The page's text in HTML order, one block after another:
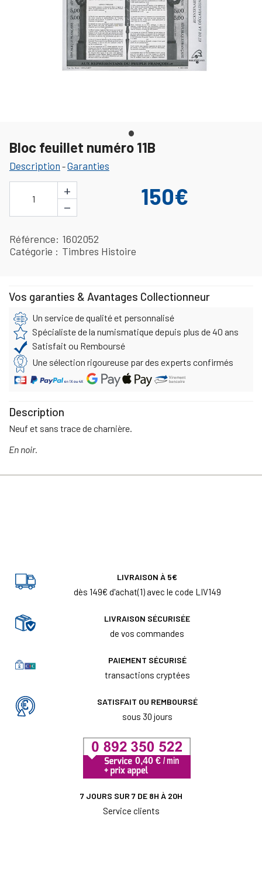
Bloc feuillet numéro 11B
Description -Garanties
1
+
−
150€
Référence 1602052
Catégorie
Timbres Histoire
Vos garanties & Avantages Collectionneur
Un service de qualité et personnalisé
Spécialiste de la numismatique depuis plus de 40 ans
Satisfait ou Remboursé
Une sélection rigoureuse par des experts confirmés
Description
Neuf et sans trace de charnière.
En noir.
LIVRAISON À 5€
dès 149€ d'achat(1) avec le code LIV149
LIVRAISON SÉCURISÉE
de vos commandes
PAIEMENT SÉCURISÉ
transactions cryptées
SATISFAIT OU REMBOURSÉ
sous 30 jours
7 JOURS SUR 7 DE 8H À 20H
Service clients